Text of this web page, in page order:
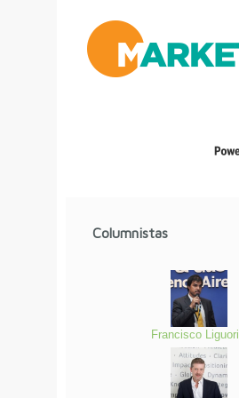
Columnistas
Francisco Liguori